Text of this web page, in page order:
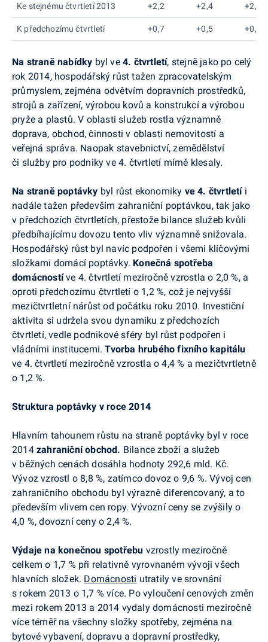
Ke stejnému čtvrtletí 2013 +2,2 +2,4 +2,7
K předchozímu čtvrtletí +0,7 +0,5 +0,5
Na straně nabídky byl ve4. čtvrtletí, stejně jako po celý
rok 2014, hospodářský růst tažen zpracovatelským
průmyslem, zejména odvětvím dopravních prostředků,
strojů a zařízení, výrobou kovů a konstrukcí a výrobou
pryže a plastů. V oblasti služeb rostla významně
doprava, obchod, činnosti v oblasti nemovitostí a
veřejná správa. Naopak stavebnictví, zemědělství
či služby pro podniky ve 4. čtvrtletí mírně klesaly.
Na straně poptávky byl růst ekonomiky ve 4. čtvrtletíi
nadále tažen především zahraniční poptávkou, tak jako
v předchozích čtvrtletích, přestože bilance služeb kvůli
předbíhajícímu dovozu tento vliv významně snižovala.
Hospodářský růst byl navíc podpořen i všemi klíčovými
složkami domácí poptávky. Konečná spotřeba
domácnostíve 4. čtvrtletí meziročně vzrostla o 2,0 %, a
oproti předchozímu čtvrtletí o 1,2 %, což je nejvyšší
mezičtvrtletní nárůst od počátku roku 2010. Investiční
aktivita si udržela svou dynamiku z předchozích
čtvrtletí, vedle podnikové sféry byl růst podpořen i
vládními institucemi.Tvorba hrubého fixního kapitálu
ve 4. čtvrtletí meziročně vzrostla o 4,4 % a mezičtvrtletně
o 1,2 %.
Struktura poptávky v roce 2014
Hlavním tahounem růstu na straně poptávky byl v roce
2014zahraniční obchod. Bilance zboží a služeb
v běžných cenách dosáhla hodnoty 292,6 mld. Kč.
Vývoz vzrostl o 8,8 %, zatímco dovoz o 9,6 %. Vývoj cen
zahraničního obchodu byl výrazně diferencovaný, a to
především vlivem cen ropy. Vývozní ceny se zvýšily o
4,0 %, dovozní ceny o 2,4 %.
Výdaje na konečnou spotřebu vzrostly meziročně
celkem o 1,7 % při relativně vyrovnaném vývoji všech
hlavních složek. Domácnosti utratily ve srovnání
s rokem 2013 o 1,7 % více. Po vyloučení cenových změn
mezi rokem 2013 a 2014 vydaly domácnosti meziročně
více téměř na všechny složky spotřeby, zejména na
bytové vybavení, dopravu a dopravní prostředky,